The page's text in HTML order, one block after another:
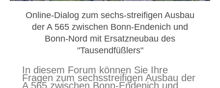
Online-Dialog zum sechs-streifigen Ausbau
der A 565 zwischen Bonn-Endenich und
Bonn-Nord mit Ersatzneubau des
"Tausendfüßlers"
In diesem Forum können Sie Ihre
Fragen zum sechsstreifigen Ausbau der
A 565 zwischen Bonn-Endenich und